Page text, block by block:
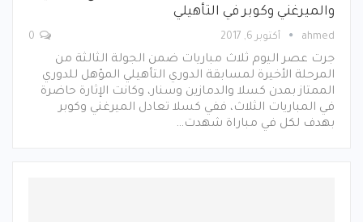
والميرغني وكوبر في التأهيلي
ahmed أكتوبر 6, 2017
جرت عصر اليوم ثلاث مباريات ضمن الجولة الثالثة من
المرحلة الأخيرة لمسابقة الدوري التأهيلي المؤهل للدوري
الممتاز بمدن كسلا والدمازين وسنار، وكانت الإثارة حاضرة
في المباريات الثلاث، ففي كسلا تعادل الميرغني وكوبر
بهدف لكل في مباراة شهدت…